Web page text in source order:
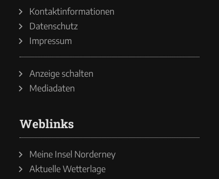
Kontaktinformationen
Datenschutz
Impressum
Anzeige schalten
Mediadaten
Weblinks
Meine Insel Norderney
Aktuelle Wetterlage